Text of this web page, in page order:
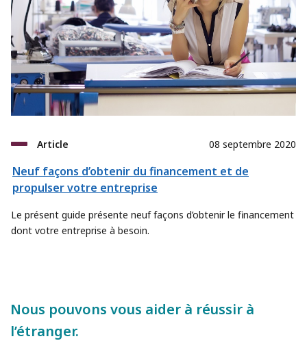
Article 08 septembre 2020
Neuf façons d’obtenir du financement et de
propulser votre entreprise
Le présent guide présente neuf façons d’obtenir le financement
dont votre entreprise à besoin.
Nous pouvons vous aider à réussir à
l’étranger.